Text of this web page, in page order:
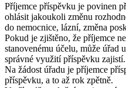
Příjemce příspěvku je povinen
ohlásit jakoukoli změnu
do nemocnice, lázní, změna
Pokud je zjištěno, že příjemce
stanovenému účelu, může úřad
správné využití příspěvku zajistí.
Na žádost úřadu je příjemce
příspěvku, a to až rok zpětně.